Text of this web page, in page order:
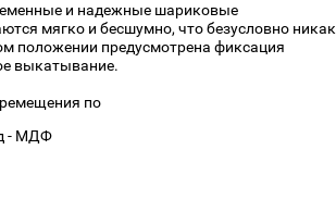
и надежные шариковые
мягко и бесшумно, что безусловно никак
положении предусмотрена фиксация
выкатывание.
по
- МДФ